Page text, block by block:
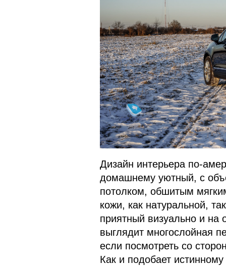
Дизайн интерьера по-
домашнему уютный, с
потолком, обшитым
кожи, как натуральной,
приятный визуально и на
выглядит многослойная
если посмотреть со
Как и подобает